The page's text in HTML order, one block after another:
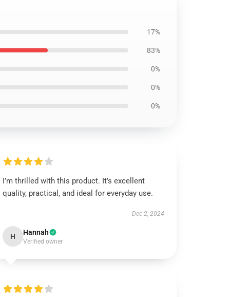
17%
83%
0%
0%
0%
I’m thrilled with this product. It’s excellent
quality, practical, and ideal for everyday use.
Dec 2, 2024
H Hannah
Verified owner